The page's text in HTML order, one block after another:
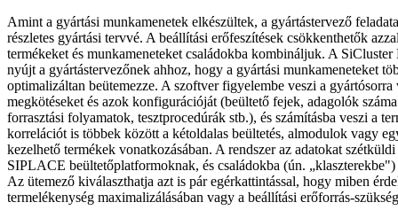
Amint a gyártási munkamenetek elkészültek, a gyártástervező
részletes gyártási tervvé. A beállítási erőfeszítések csökkenthetők
termékeket és munkameneteket családokba kombináljuk. A
nyújt a gyártástervezőnek ahhoz, hogy a gyártási munkameneteket
optimalizáltan beütemezze. A szoftver figyelembe veszi a gyártósorra
megkötéseket és azok konfigurációját (beültető fejek, adagolók száma
forrasztási folyamatok, tesztprocedúrák stb.), és számításba veszi a
korrelációt is többek között a kétoldalas beültetés, almodulok vagy
kezelhető termékek vonatkozásában. A rendszer az adatokat
SIPLACE beültetőplatformoknak, és családokba (ún.
Az ütemező kiválaszthatja azt is pár egérkattintással, hogy miben
termelékenység maximalizálásában vagy a beállítási erőforrás-